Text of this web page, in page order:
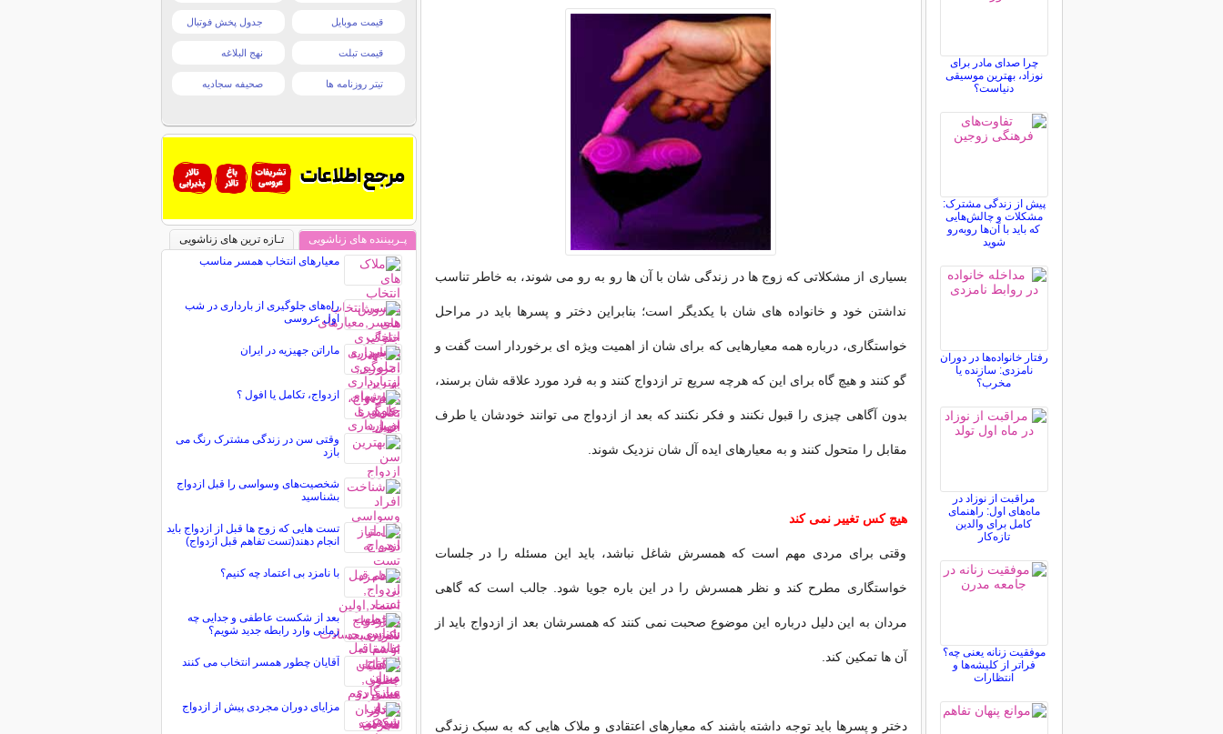
بسیاری از مشکلاتی که زوج ها در زندگی شان با آن ها رو به رو می شوند، به خاطر تناسب
نداشتن خود و خانواده های شان با یکدیگر است؛ بنابراین دختر و پسرها باید در مراحل
خواستگاری، درباره همه معیارهایی که برای شان از اهمیت ویژه ای برخوردار است گفت و
گو کنند و هیچ گاه برای این که هرچه سریع تر ازدواج کنند و به فرد مورد علاقه شان برسند،
بدون آگاهی چیزی را قبول نکنند و فکر نکنند که بعد از ازدواج می توانند خودشان یا طرف
مقابل را متحول کنند و به معیارهای ایده آل شان نزدیک شوند.
هیچ کس تغییر نمی کند
وقتی برای مردی مهم است که همسرش شاغل نباشد، باید این مسئله را در جلسات
خواستگاری مطرح کند و نظر همسرش را در این باره جویا شود. جالب است که گاهی
مردان به این دلیل درباره این موضوع صحبت نمی کنند که همسرشان بعد از ازدواج باید از
آن ها تمکین کند.
دختر و پسرها باید توجه داشته باشند که معیارهای اعتقادی و ملاک هایی که به سبک زندگی
چرا صدای مادر برای
نوزاد، بهترین موسیقی
دنیاست؟
پیش از زندگی مشترک:
مشکلات و چالش‌هایی
که باید با آن‌ها روبه‌رو
شوید
رفتار خانواده‌ها در دوران
نامزدی: سازنده یا
مخرب؟
مراقبت از نوزاد در
ماه‌های اول: راهنمای
کامل برای والدین
تازه‌کار
موفقیت زنانه یعنی چه؟
فراتر از کلیشه‌ها و
انتظارات
قیمت موبایل جدول پخش فوتبال
قیمت تبلت نهج البلاغه
تیتر روزنامه ها صحیفه سجادیه
پـربیننده های زناشویی
تـازه ترین های زناشویی
معیارهای انتخاب همسر مناسب
راه‌های جلوگیری از بارداری در شب
اول عروسی
ماراتن جهیزیه در ایران
ازدواج، تکامل یا افول ؟
وقتی سن در زندگی مشترک رنگ می
بازد
شخصیت‌های وسواسی را قبل ازدواج
بشناسید
تست هایی که زوج ها قبل از ازدواج باید
انجام دهند(تست تفاهم قبل ازدواج)
با نامزد بی اعتماد چه کنیم؟
بعد از شکست عاطفی و جدایی چه
زمانی وارد رابطه جدید شویم؟
آقایان چطور همسر انتخاب می کنند
مزایای دوران مجردی پیش از ازدواج